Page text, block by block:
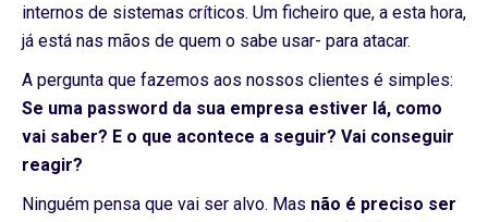
internos de sistemas críticos. Um ficheiro que, a esta hora,
já está nas mãos de quem o sabe usar- para atacar.
A pergunta que fazemos aos nossos clientes é simples:
Se uma password da sua empresa estiver lá, como
vai saber? E o que acontece a seguir? Vai conseguir
reagir?
Ninguém pensa que vai ser alvo. Mas não é preciso ser